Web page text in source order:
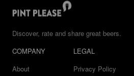
Discover, rate and share great beers.
COMPANY
About
LEGAL
Privacy Policy